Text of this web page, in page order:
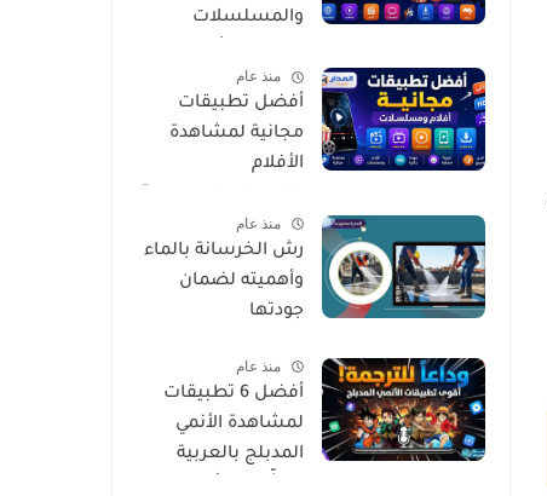
والمسلسلات
مجانًا وبأمان
منذ عام
أفضل تطبيقات
مجانية لمشاهدة
الأفلام
عالية وبشكل آمن
منذ عام
رش الخرسانة بالماء
وأهميته لضمان
جودتها
منذ عام
أفضل 6 تطبيقات
لمشاهدة الأنمي
المدبلج بالعربية